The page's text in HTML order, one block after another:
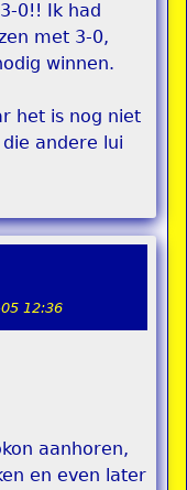
0!! Ik had
met 3-0,
winnen.
het is nog niet
andere lui
12:36
aanhoren,
en even later